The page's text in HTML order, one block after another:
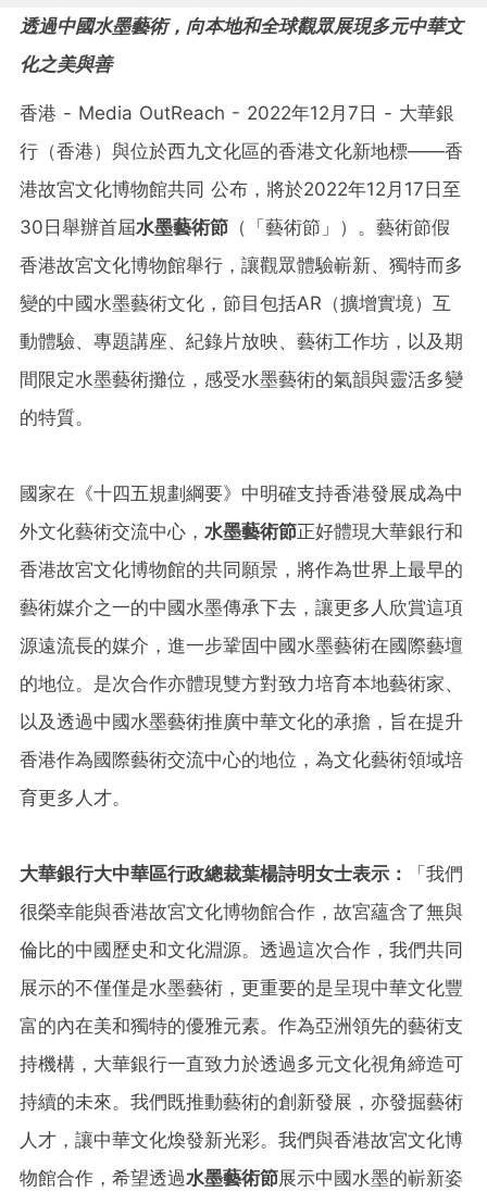
透過中國水墨藝術，向本地和全球觀眾展現多元中華文
化之美與善
香港 - Media OutReach - 2022年12月7日 - 大華銀
行（香港）與位於西九文化區的香港文化新地標——香
港故宮文化博物館共同 公布，將於2022年12月17日至
30日舉辦首屆水墨藝術節 （「藝術節」）。藝術節假
香港故宮文化博物館舉行，讓觀眾體驗嶄新、獨特而多
變的中國水墨藝術文化，節目包括AR（擴增實境）互
動體驗、專題講座、紀錄片放映、藝術工作坊，以及期
間限定水墨藝術攤位，感受水墨藝術的氣韻與靈活多變
的特質。
國家在《十四五規劃綱要》中明確支持香港發展成為中
外文化藝術交流中心， 水墨藝術節正好體現大華銀行和
香港故宮文化博物館的共同願景，將作為世界上最早的
藝術媒介之一的中國水墨傳承下去，讓更多人欣賞這項
源遠流長的媒介，進一步鞏固中國水墨藝術在國際藝壇
的地位。是次合作亦體現雙方對致力培育本地藝術家、
以及透過中國水墨藝術推廣中華文化的承擔，旨在提升
香港作為國際藝術交流中心的地位，為文化藝術領域培
育更多人才。
大華銀行大中華區行政總裁葉楊詩明女士表示：
「我們
很榮幸能與香港故宮文化博物館合作，故宮蘊含了無與
倫比的中國歷史和文化淵源。透過這次合作，我們共同
展示的不僅僅是水墨藝術，更重要的是呈現中華文化豐
富的內在美和獨特的優雅元素。作為亞洲領先的藝術支
持機構，大華銀行一直致力於透過多元文化視角締造可
持續的未來。我們既推動藝術的創新發展，亦發掘藝術
人才，讓中華文化煥發新光彩。我們與香港故宮文化博
物館合作，希望透過水墨藝術節展示中國水墨的嶄新姿